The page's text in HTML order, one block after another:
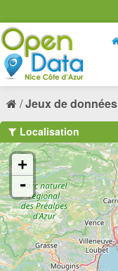
Jeux de données
Localisation
+
-